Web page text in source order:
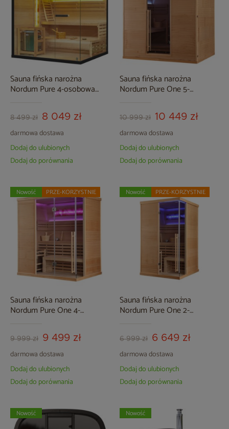
Sauna fińska narożna
Nordum Pure 4-osobowa
8 499 zł 8 049 zł
darmowa dostawa
Dodaj do ulubionych
Dodaj do porównania
Sauna fińska narożna
Nordum Pure One 5-
10 999 zł 10 449 zł
darmowa dostawa
Dodaj do ulubionych
Dodaj do porównania
Sauna fińska narożna
Nordum Pure One 4-
9 999 zł 9 499 zł
darmowa dostawa
Nowość PRZE-KORZYSTNIE
Dodaj do ulubionych
Dodaj do porównania
Sauna fińska narożna
Nordum Pure One 2-
6 999 zł 6 649 zł
darmowa dostawa
Nowość PRZE-KORZYSTNIE
Dodaj do ulubionych
Dodaj do porównania
Nowość Nowość